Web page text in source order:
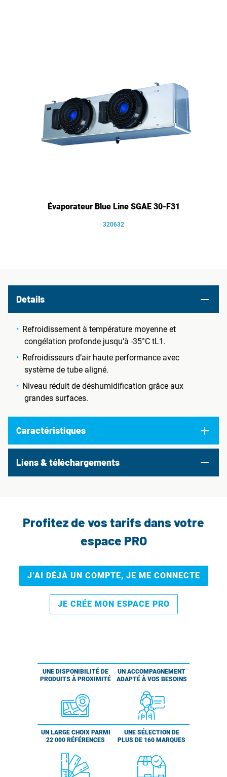
Évaporateur Blue Line SGAE 30-F31
320632
Details
Refroidissement à température moyenne et
congélation profonde jusqu’à -35°C tL1.
Refroidisseurs d’air haute performance avec
système de tube aligné.
Niveau réduit de déshumidification grâce aux
grandes surfaces.
Caractéristiques
Liens & téléchargements
Profitez de vos tarifs dans votre
espace PRO
J’AI DÉJÀ UN COMPTE, JE ME CONNECTE
JE CRÉE MON ESPACE PRO
UNE DISPONIBILITÉ DE
PRODUITS À PROXIMITÉ
UN ACCOMPAGNEMENT
ADAPTÉ À VOS BESOINS
UN LARGE CHOIX PARMI
22 000 RÉFÉRENCES
UNE SÉLECTION DE
PLUS DE 160 MARQUES